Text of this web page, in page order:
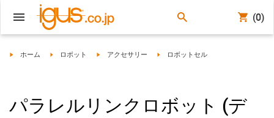
(0)
igus-icon-arrow-right
ホーム igus-icon-arrow-right
ロボット igus-icon-arrow-right
アクセサリー igus-icon-arrow-right
ロボットセル
パラレルリンクロボット (デ